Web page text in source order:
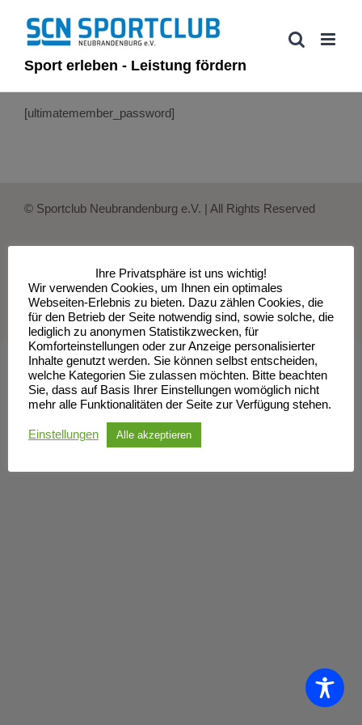
Inhalt
springenSport erleben - Leistung fördern
[ultimatemember_password]
© Sportclub Neubrandenburg e.V. | All Rights Reserved
Impressum Datenschutzerklärung
Ihre Privatsphäre ist uns wichtig!
Wir verwenden Cookies, um Ihnen ein optimales
Webseiten-Erlebnis zu bieten. Dazu zählen Cookies, die
für den Betrieb der Seite notwendig sind, sowie solche, die
lediglich zu anonymen Statistikzwecken, für
Komforteinstellungen oder zur Anzeige personalisierter
Inhalte genutzt werden. Sie können selbst entscheiden,
welche Kategorien Sie zulassen möchten. Bitte beachten
Sie, dass auf Basis Ihrer Einstellungen womöglich nicht
mehr alle Funktionalitäten der Seite zur Verfügung stehen.
Einstellungen Alle akzeptieren